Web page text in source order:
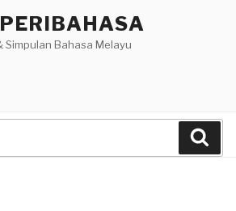
Simpulan Bahasa Melayu